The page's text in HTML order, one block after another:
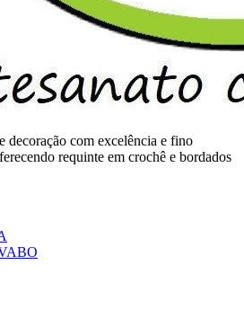
decoração com excelência e fino
requinte em crochê e bordados